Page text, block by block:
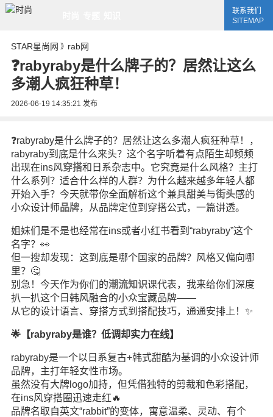
联系我们
SITEMAP
STAR星尚网 》 rab网
❓rabyraby是什么牌子的？居然让这么
多潮人疯狂种草！
2026-06-19 14:35:21 发布
❓rabyraby是什么牌子的？居然让这么多潮人疯狂种草！，
rabyraby到底是什么来头？这个名字听着有点陌生却频频
出现在ins风穿搭和日系杂志中。它究竟是什么风格？主打
什么系列？适合什么样的人群？为什么越来越多年轻人都
开始入手？今天就带你全面解析这个兼具甜美与街头感的
小众设计师品牌，从品牌定位到穿搭公式，一篇讲透。
姐妹们是不是也经常在ins或者小红书看到“rabyraby”这个
名字？👀
但一搜却发现：这到底是哪个国家的品牌？风格又偏向哪
里？🤔
别急！今天作为你们的潮流知识课代表，我来给你们深度
扒一扒这个日韩风融合的小众宝藏品牌——
从它的设计语言、穿搭方式到搭配技巧，通通安排上！✨
🌟【rabyraby是谁？低调却实力在线】
rabyraby是一个以日系复古+韩式甜酷为基调的小众设计师
品牌，主打年轻女性市场。
虽然没有大牌logo加持，但凭借独特的剪裁和色彩搭配，
在ins风穿搭圈迅速走红🔥
品牌名取自英文“rabbit”的变体，寓意温柔、灵动、有个